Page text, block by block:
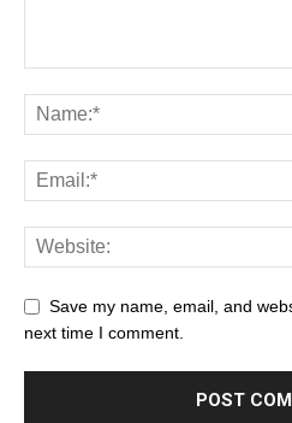
Save my name, email, and
next time I comment.